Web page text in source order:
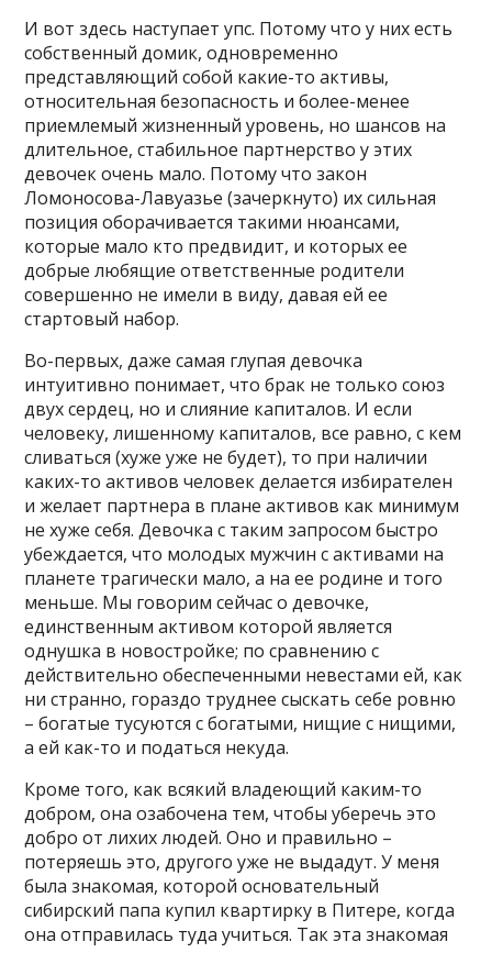
И вот здесь наступает упс. Потому что у них есть
собственный домик, одновременно
представляющий собой какие-то активы,
относительная безопасность и более-менее
приемлемый жизненный уровень, но шансов на
длительное, стабильное партнерство у этих
девочек очень мало. Потому что закон
Ломоносова-Лавуазье (зачеркнуто) их сильная
позиция оборачивается такими нюансами,
которые мало кто предвидит, и которых ее
добрые любящие ответственные родители
совершенно не имели в виду, давая ей ее
стартовый набор.
Во-первых, даже самая глупая девочка
интуитивно понимает, что брак не только союз
двух сердец, но и слияние капиталов. И если
человеку, лишенному капиталов, все равно, с кем
сливаться (хуже уже не будет), то при наличии
каких-то активов человек делается избирателен
и желает партнера в плане активов как минимум
не хуже себя. Девочка с таким запросом быстро
убеждается, что молодых мужчин с активами на
планете трагически мало, а на ее родине и того
меньше. Мы говорим сейчас о девочке,
единственным активом которой является
однушка в новостройке; по сравнению с
действительно обеспеченными невестами ей, как
ни странно, гораздо труднее сыскать себе ровню
– богатые тусуются с богатыми, нищие с нищими,
а ей как-то и податься некуда.
Кроме того, как всякий владеющий каким-то
добром, она озабочена тем, чтобы уберечь это
добро от лихих людей. Оно и правильно –
потеряешь это, другого уже не выдадут. У меня
была знакомая, которой основательный
сибирский папа купил квартирку в Питере, когда
она отправилась туда учиться. Так эта знакомая